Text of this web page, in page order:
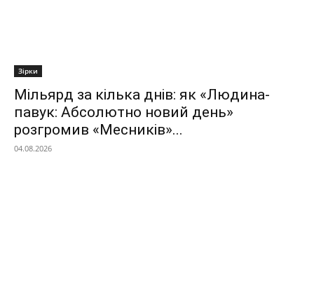
Зірки
Мільярд за кілька днів: як «Людина-
павук: Абсолютно новий день»
розгромив «Месників»...
04.08.2026